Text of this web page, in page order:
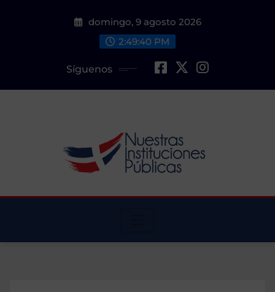
domingo, 9 agosto 2026
2:49:41 PM
Síguenos